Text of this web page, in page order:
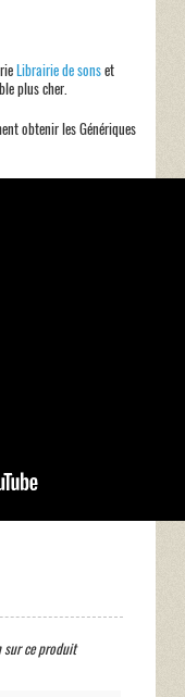
Librairie de sonset
plus cher.
obtenir les Génériques
sur ce produit